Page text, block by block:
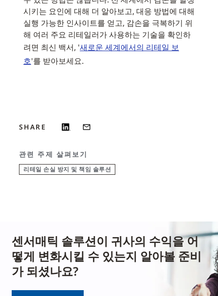
시키는 요인에 대해 더 알아보고, 대응 방법에 대해
실행 가능한 인사이트를 얻고, 감손을 극복하기 위
해 여러 주요 리테일러가 사용하는 기술을 확인하
려면 최신 백서, '새로운 세계에서의 리테일 보
호'를 받아보세요.
SHARE
관련 주제 살펴보기
리테일 손실 방지 및 책임 솔루션
센서매틱 솔루션이 귀사의 수익을 어
떻게 변화시킬 수 있는지 알아볼 준비
가 되셨나요?